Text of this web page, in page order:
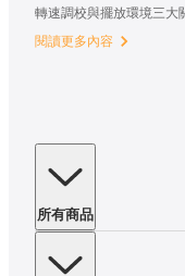
轉速調校與擺放環境三大
過整個夏天！
閱讀更多內容
所有商品